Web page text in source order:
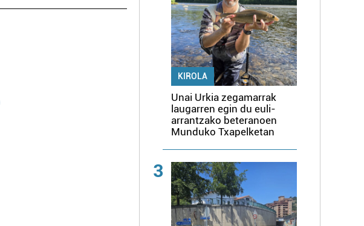
KIROLA
Unai Urkia zegamarrak
laugarren egin du euli-
arrantzako beteranoen
Munduko Txapelketan
3